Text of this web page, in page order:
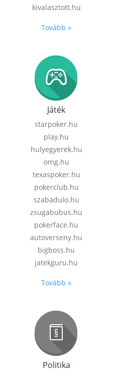
kivalasztott.hu
Tovább »
Játék
starpoker.hu
play.hu
hulyegyerek.hu
omg.hu
texaspoker.hu
pokerclub.hu
szabadulo.hu
zsugabubus.hu
pokerface.hu
autoverseny.hu
bigboss.hu
jatekguru.hu
Tovább »
Politika